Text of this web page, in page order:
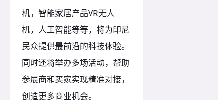
机，智能家居产品VR无人
机，人工智能等等，将为印尼
民众提供最前沿的科技体验。
同时还将举办多场活动，帮助
参展商和买家实现精准对接，
创造更多商业机会。